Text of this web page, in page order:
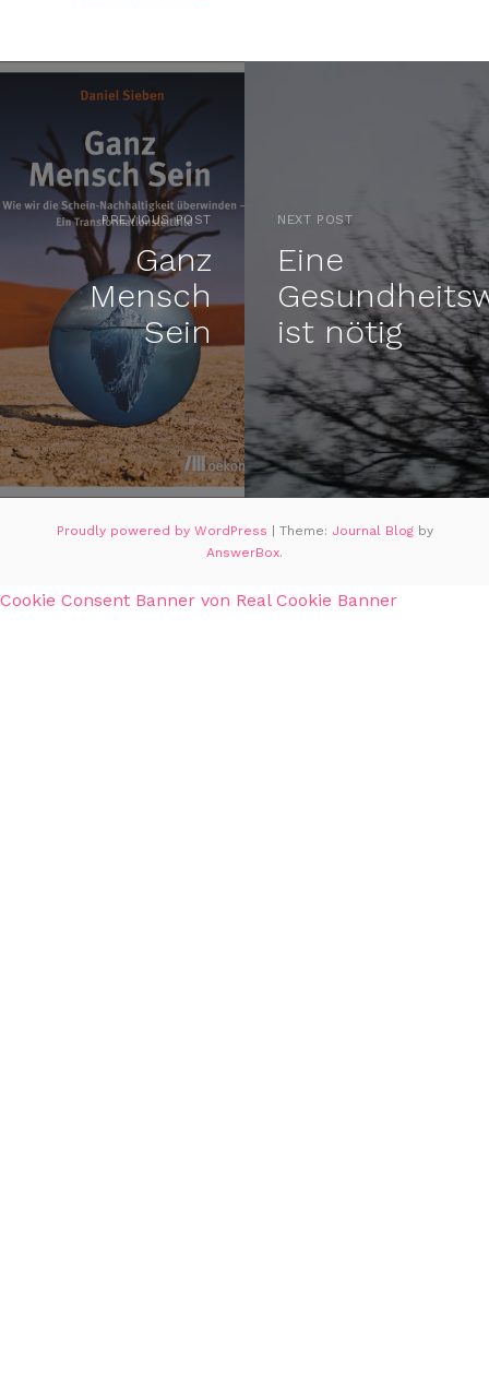
PREVIOUS POST
Ganz
Mensch
Sein
NEXT POST
Eine
ist nötig
Proudly powered by WordPress | Theme: Journal Blog by
AnswerBox.
Cookie Consent Banner von Real Cookie Banner